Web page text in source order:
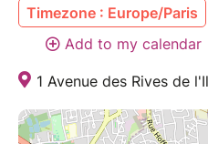
Timezone : Europe/Paris
Add to my calendar
1 Avenue des Rives de